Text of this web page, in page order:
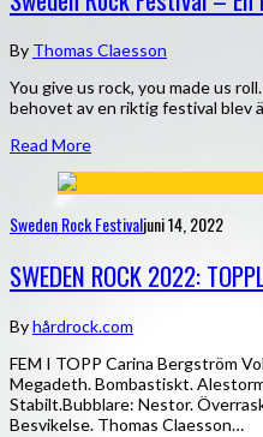
By Thomas Claesson
You give us rock, you made us
behovet av en riktig festival blev
Read More
Sweden Rock Festivaljuni 14, 2022
SWEDEN ROCK 2022:
Byhårdrock.com
FEM I TOPP Carina Bergström
Megadeth. Bombastiskt.
Stabilt.Bubblare: Nestor.
Besvikelse. Thomas Claesson…